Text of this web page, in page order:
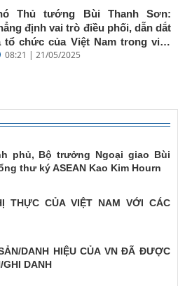
Thủ tướng Bùi Thanh Sơn:
định vai trò điều phối, dẫn dắt
tổ chức của Việt Nam trong việc
cao chủ nghĩa đa phương, đoàn
08:21 | 21/05/2025
phủ, Bộ trưởng Ngoại giao Bùi
thư ký ASEAN Kao Kim Hourn
THỰC CỦA VIỆT NAM VỚI CÁC
DANH HIỆU CỦA VN ĐÃ ĐƯỢC
GHI DANH